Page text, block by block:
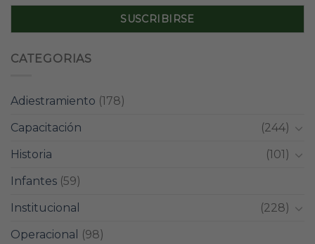
CATEGORIAS
Adiestramiento (178)
Capacitación
(244)
Historia
(101)
Infantes (59)
Institucional
(228)
Operacional
(98)